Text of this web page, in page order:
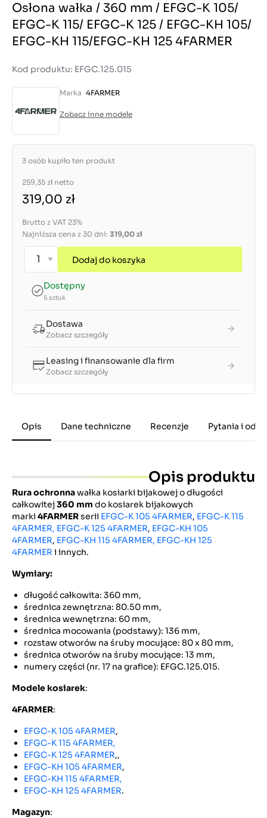
Osłona wałka / 360 mm / EFGC-K 105/
EFGC-K 115/ EFGC-K 125 / EFGC-KH 105/
EFGC-KH 115/EFGC-KH 125 4FARMER
Kod produktu: EFGC.125.015
Marka 4FARMER
Zobacz inne modele
3 osób kupiło ten produkt
259,35 zł netto
319,00 zł
Brutto z VAT 23%
Najniższa cena z 30 dni: 319,00 zł
Dodaj do koszyka
Dostępny
5 sztuk
Dostawa
Zobacz szczegóły
Leasing i finansowanie dla firm
Zobacz szczegóły
Opis Dane techniczne Recenzje Pytania i
Opis produktu
Rura ochronnawałka kosiarki bijakowej o długości
całkowitej360 mm do kosiarek bijakowych
marki 4FARMERserii EFGC-K 105 4FARMER, EFGC-K 115
4FARMER, EFGC-K 125 4FARMER, EFGC-KH 105
4FARMER, EFGC-KH 115 4FARMER, EFGC-KH 125
4FARMERi innych.
Wymiary:
długość całkowita: 360 mm,
średnica zewnętrzna: 80.50 mm,
średnica wewnętrzna: 60 mm,
średnica mocowania (podstawy): 136 mm,
rozstaw otworów na śruby mocujące: 80 x 80 mm,
średnica otworów na śruby mocujące: 13 mm,
numery części (nr. 17 na grafice): EFGC.125.015.
Modele kosiarek:
4FARMER:
EFGC-K 105 4FARMER,
EFGC-K 115 4FARMER,
EFGC-K 125 4FARMER,,
EFGC-KH 105 4FARMER,
EFGC-KH 115 4FARMER,
EFGC-KH 125 4FARMER.
Magazyn: